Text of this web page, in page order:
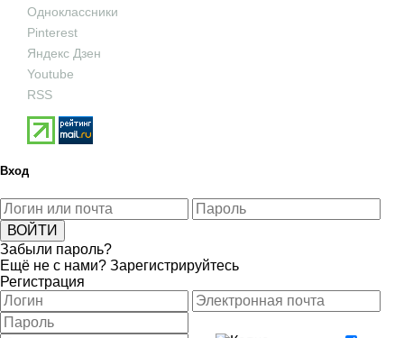
Одноклассники
Pinterest
Яндекс Дзен
Youtube
RSS
Вход
Забыли пароль?
Ещё не с нами? Зарегистрируйтесь
Регистрация